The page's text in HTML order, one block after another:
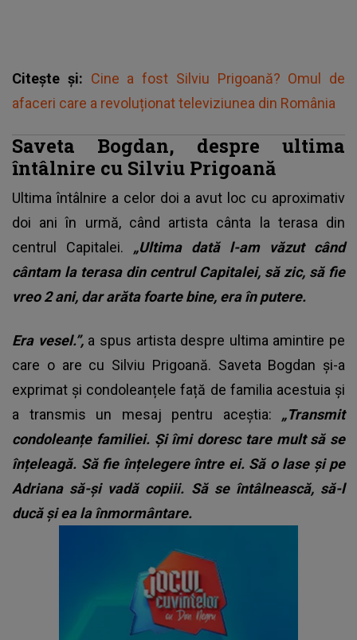
Citește și: Cine a fost Silviu Prigoană? Omul de
afaceri care a revoluționat televiziunea din România
Saveta Bogdan, despre ultima
întâlnire cu Silviu Prigoană
Ultima întâlnire a celor doi a avut loc cu aproximativ
doi ani în urmă, când artista cânta la terasa din
centrul Capitalei. „Ultima dată l-am văzut când
cântam la terasa din centrul Capitalei, să zic, să fie
vreo 2 ani, dar arăta foarte bine, era în putere.
Era vesel.”, a spus artista despre ultima amintire pe
care o are cu Silviu Prigoană. Saveta Bogdan și-a
exprimat și condoleanțele față de familia acestuia și
a transmis un mesaj pentru aceștia: „Transmit
condoleanțe familiei. Și îmi doresc tare mult să se
înțeleagă. Să fie înțelegere între ei. Să o lase și pe
Adriana să-și vadă copiii. Să se întâlnească, să-l
ducă și ea la înmormântare.